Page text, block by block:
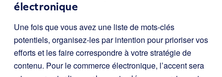
électronique
Une fois que vous avez une liste de mots-clés
potentiels, organisez-les par intention pour prioriser vos
efforts et les faire correspondre à votre stratégie de
contenu. Pour le commerce électronique, l’accent sera